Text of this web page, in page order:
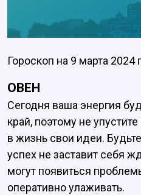
Гороскоп на 9 марта 2024
ОВЕН
Сегодня ваша энергия
край, поэтому не
в жизнь свои идеи.
успех не заставит себя
могут появиться
оперативно улаживать.